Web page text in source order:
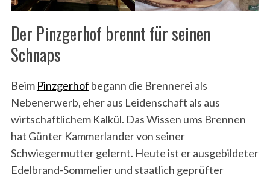
Der Pinzgerhof brennt für seinen
Schnaps
Beim Pinzgerhof begann die Brennerei als
Nebenerwerb, eher aus Leidenschaft als aus
wirtschaftlichem Kalkül. Das Wissen ums Brennen
hat Günter Kammerlander von seiner
Schwiegermutter gelernt. Heute ist er ausgebildeter
Edelbrand-Sommelier und staatlich geprüfter
r
h
: